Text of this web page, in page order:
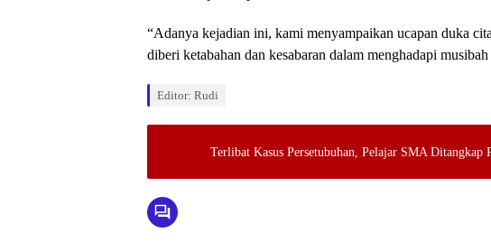
“Adanya kejadian ini, kami menyampaikan ucapan duka
diberi ketabahan dan kesabaran dalam menghadapi
Editor: Rudi
Terlibat Kasus Persetubuhan, Pelajar SMA Ditangkap